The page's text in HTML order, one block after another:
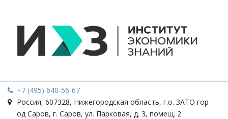
+7 (495) 640-56-67
Россия, 607328, Нижегородская область, г.о. ЗАТО гор
од Саров, г. Саров, ул. Парковая, д. 3, помещ. 2